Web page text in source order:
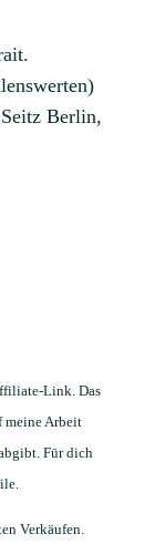
Berlin,
Link. Das
meine Arbeit
Für dich
Verkäufen.